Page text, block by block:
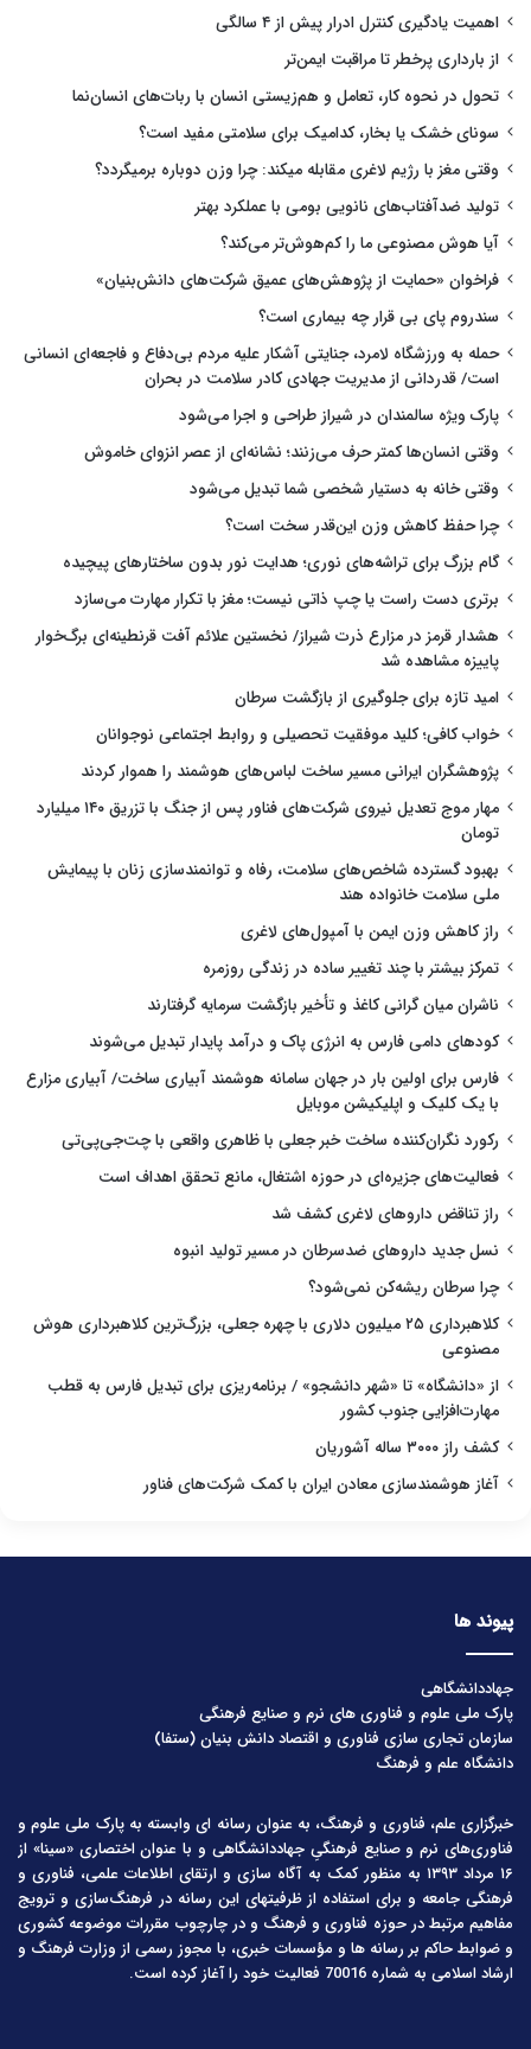
اهمیت یادگیری کنترل ادرار پیش از ۴ سالگی
از بارداری پرخطر تا مراقبت ایمن‌تر
تحول در نحوه کار، تعامل و هم‌زیستی انسان با ربات‌های انسان‌نما
سونای خشک یا بخار، کدامیک برای سلامتی مفید است؟
وقتی مغز با رژیم لاغری مقابله میکند: چرا وزن دوباره برمیگردد؟
تولید ضدآفتاب‌های نانویی بومی با عملکرد بهتر
آیا هوش مصنوعی ما را کم‌هوش‌تر می‌کند؟
فراخوان «حمایت از پژوهش‌های عمیق شرکت‌های دانش‌بنیان»
سندروم پای بی قرار چه بیماری است؟
حمله به ورزشگاه لامرد، جنایتی آشکار علیه مردم بی‌دفاع و فاجعه‌ای انسانی
است/ قدردانی از مدیریت جهادی کادر سلامت در بحران
پارک ویژه سالمندان در شیراز طراحی و اجرا می‌شود
وقتی انسان‌ها کمتر حرف می‌زنند؛ نشانه‌ای از عصر انزوای خاموش
وقتی خانه به دستیار شخصی شما تبدیل می‌شود
چرا حفظ کاهش وزن این‌قدر سخت است؟
گام بزرگ برای تراشه‌های نوری؛ هدایت نور بدون ساختارهای پیچیده
برتری دست راست یا چپ ذاتی نیست؛ مغز با تکرار مهارت می‌سازد
هشدار قرمز در مزارع ذرت شیراز/ نخستین علائم آفت قرنطینه‌ای برگ‌خوار
پاییزه مشاهده شد
امید تازه برای جلوگیری از بازگشت سرطان
خواب کافی؛ کلید موفقیت تحصیلی و روابط اجتماعی نوجوانان
پژوهشگران ایرانی مسیر ساخت لباس‌های هوشمند را هموار کردند
مهار موج تعدیل نیروی شرکت‌های فناور پس از جنگ با تزریق ۱۴۰ میلیارد
تومان
بهبود گسترده شاخص‌های سلامت، رفاه و توانمندسازی زنان با پیمایش
ملی سلامت خانواده هند
راز کاهش وزن ایمن با آمپول‌های لاغری
تمرکز بیشتر با چند تغییر ساده در زندگی روزمره
ناشران میان گرانی کاغذ و تأخیر بازگشت سرمایه گرفتارند
کودهای دامی فارس به انرژی پاک و درآمد پایدار تبدیل می‌شوند
فارس برای اولین بار در جهان سامانه هوشمند آبیاری ساخت/ آبیاری مزارع
با یک کلیک و اپلیکیشن موبایل
رکورد نگران‌کننده ساخت خبر جعلی با ظاهری واقعی با چت‌جی‌پی‌تی
فعالیت‌های جزیره‌ای در حوزه اشتغال، مانع تحقق اهداف است
راز تناقض داروهای لاغری کشف شد
نسل جدید داروهای ضدسرطان در مسیر تولید انبوه
چرا سرطان ریشه‌کن نمی‌شود؟
کلاهبرداری ۲۵ میلیون دلاری با چهره جعلی، بزرگ‌ترین کلاهبرداری هوش
مصنوعی
از «دانشگاه» تا «شهر دانشجو» / برنامه‌ریزی برای تبدیل فارس به قطب
مهارت‌افزایی جنوب کشور
کشف راز ۳۰۰۰ ساله آشوریان
آغاز هوشمندسازی معادن ایران با کمک شرکت‌های فناور
پیوند ها
جهاددانشگاهی
پارک ملی علوم و فناوری های نرم و صنایع فرهنگی
سازمان تجاری سازی فناوری و اقتصاد دانش بنیان (ستفا)
دانشگاه علم و فرهنگ
خبرگزاری علم، فناوری و فرهنگ، به عنوان رسانه ای وابسته به پارک ملی علوم و
فناوری‌های نرم و صنایع فرهنگیِ جهاددانشگاهی و با عنوان اختصاری «سینا» از
۱۶ مرداد ۱۳۹۳ به منظور کمک به آگاه سازی و ارتقای اطلاعات علمی، فناوری و
فرهنگی جامعه و برای استفاده از ظرفیتهای این رسانه در فرهنگ‌سازی و ترویج
مفاهیم مرتبط در حوزه فناوری و فرهنگ و در چارچوب مقررات موضوعه کشوری
و ضوابط حاکم بر رسانه ها و مؤسسات خبری، با مجوز رسمی از وزارت فرهنگ و
ارشاد اسلامی به شماره 70016 فعالیت خود را آغاز کرده است.